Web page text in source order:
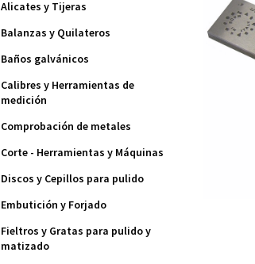
Alicates y Tijeras
Balanzas y Quilateros
Baños galvánicos
Calibres y Herramientas de
medición
Comprobación de metales
Corte - Herramientas y Máquinas
Discos y Cepillos para pulido
Embutición y Forjado
Fieltros y Gratas para pulido y
matizado